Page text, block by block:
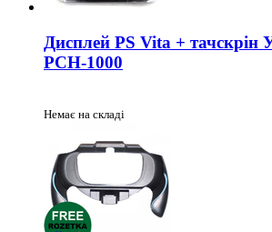
Дисплей PS Vita + тачскрін
PCH-1000
Немає на складі